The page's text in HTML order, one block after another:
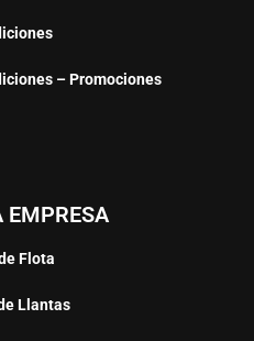
– Promociones
EMPRESA
Flota
Llantas